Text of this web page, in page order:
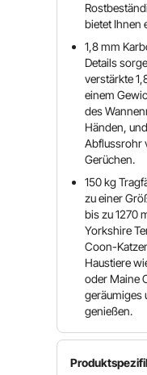
bietet Ihnen
1,8 mm
Details
verstärkte
einem
des
Händen,
Abflussrohr
Gerüchen.
150 kg
zu einer
bis zu 1270
Yorkshire
Coon-
Haustiere
oder Maine
geräumiges
genießen.